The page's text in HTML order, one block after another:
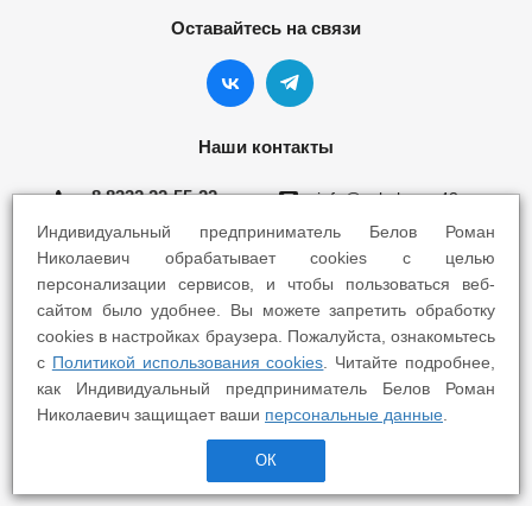
Оставайтесь на связи
Наши контакты
8 8332 22-55-22 info@yokohama43.ru
Киров, ул. Ломоносова 5Б
Киров, ул. Профсоюзная 7А
2025 © Yokohama Киров - Шины Диски Сервис
Индивидуальный предприниматель Белов Роман
Николаевич обрабатывает cookies с целью
персонализации сервисов, и чтобы пользоваться веб-
сайтом было удобнее. Вы можете запретить обработку
cookies в настройках браузера. Пожалуйста, ознакомьтесь
с Политикой использования cookies . Читайте подробнее,
как Индивидуальный предприниматель Белов Роман
Николаевич защищает ваши персональные данные
ОК